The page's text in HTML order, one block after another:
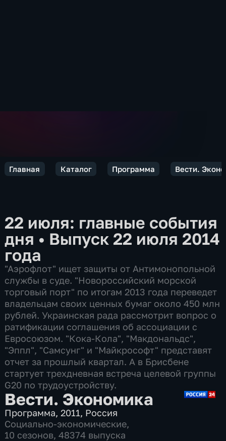
Главная Каталог Программа Вести.
22 июля: главные события
дня • Выпуск 22 июля 2014
года
"Аэрофлот" ищет защиты от Антимонопольной
службы в суде. "Новороссийский морской
торговый порт" по итогам 2013 года переведет
владельцам своих ценных бумаг около 450 млн
рублей. Украинская рада рассмотрит вопрос о
ратификации соглашения об ассоциации с
Евросоюзом. "Кока-Кола", "Макдональдс",
"Эппл", "Самсунг" и "Майкрософт" представят
отчет за прошлый квартал. А в Брисбене
стартует трехдневная встреча целевой группы
G20 по трудоустройству.
Вести. Экономика
Программа,2011, Россия
Социально-экономические,
10 сезонов, 48374 выпуска